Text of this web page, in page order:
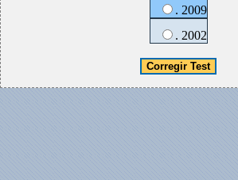
. 2009
. 2002